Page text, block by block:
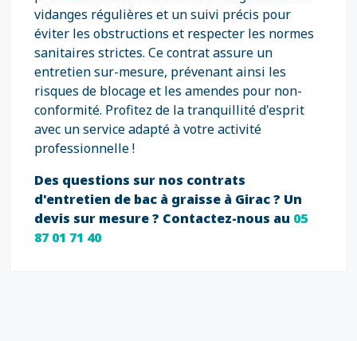
vidanges régulières et un suivi précis pour
éviter les obstructions et respecter les normes
sanitaires strictes. Ce contrat assure un
entretien sur-mesure, prévenant ainsi les
risques de blocage et les amendes pour non-
conformité. Profitez de la tranquillité d'esprit
avec un service adapté à votre activité
professionnelle !
Des questions sur nos contrats
d'entretien de bac à graisse à Girac ? Un
devis sur mesure ? Contactez-nous au 05
87 01 71 40